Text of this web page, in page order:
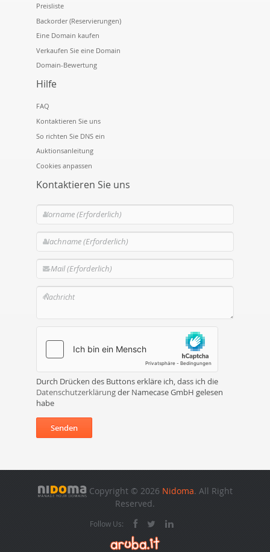
Preisliste
Backorder (Reservierungen)
Eine Domain kaufen
Verkaufen Sie eine Domain
Domain-Bewertung
Hilfe
FAQ
Kontaktieren Sie uns
So richten Sie DNS ein
Auktionsanleitung
Cookies anpassen
Kontaktieren Sie uns
Durch Drücken des Buttons erkläre ich, dass ich die
Datenschutzerklärungder Namecase GmbH gelesen
habe
Senden
Copyright © 2026 Nidoma. All Right
Reserved.
Follow Us: